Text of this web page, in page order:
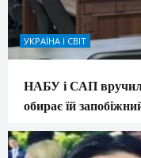
УКРАЇНА І СВІТ
НАБУ і САП
обирає їй